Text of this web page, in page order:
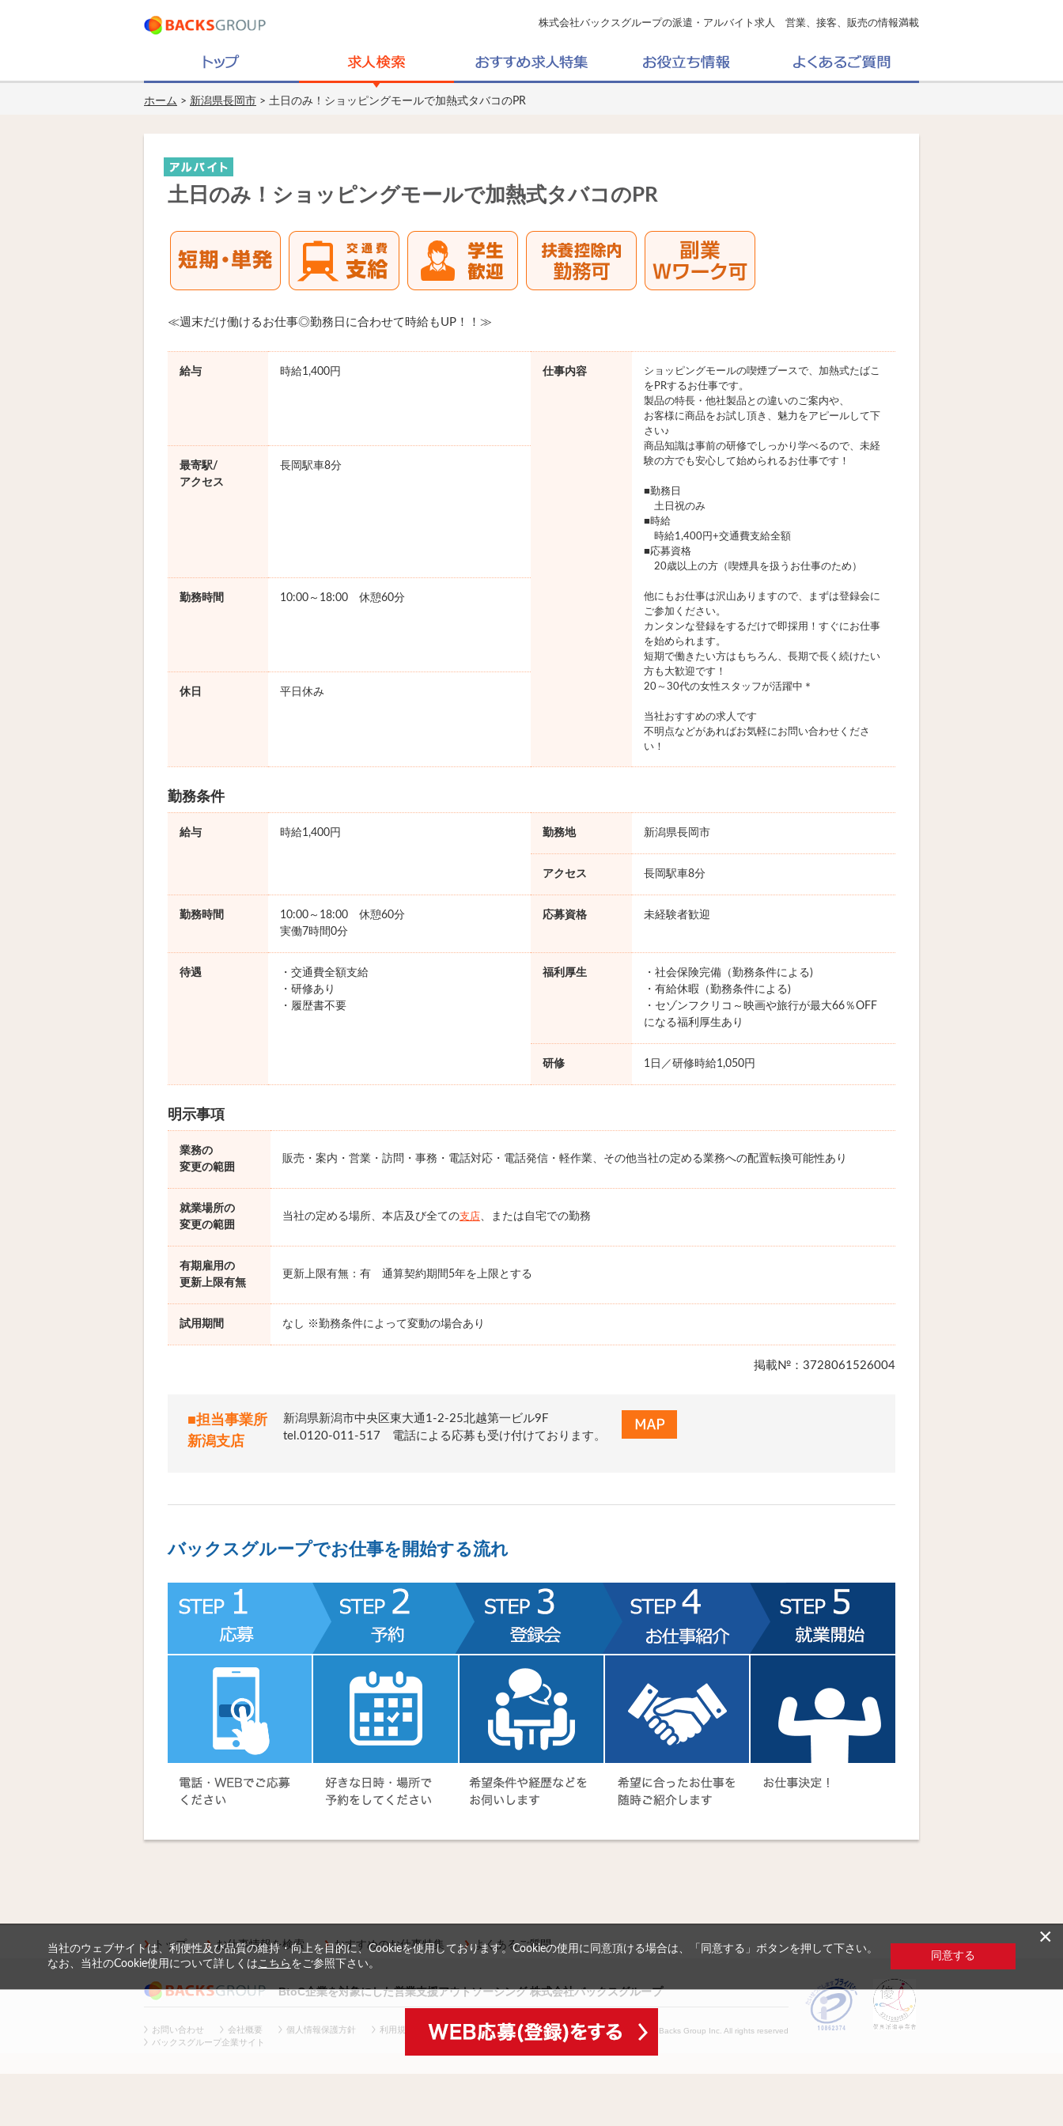
株式会社バックスグループの派遣・アルバイト求人 営業、接客、販売の情報満載
ホーム > 新潟県長岡市 > 土日のみ！ショッピングモールで加熱式タバコのPR
土日のみ！ショッピングモールで加熱式タバコのPR
≪週末だけ働けるお仕事◎勤務日に合わせて時給もUP！！≫
給与 時給1,400円 仕事内容
ショッピングモールの喫煙ブースで、加熱式たばこ
をPRするお仕事です。
製品の特長・他社製品との違いのご案内や、
お客様に商品をお試し頂き、魅力をアピールして下
さい♪
商品知識は事前の研修でしっかり学べるので、未経
験の方でも安心して始められるお仕事です！
■勤務日
土日祝のみ
■時給
時給1,400円+交通費支給全額
■応募資格
20歳以上の方（喫煙具を扱うお仕事のため）
他にもお仕事は沢山ありますので、まずは登録会に
ご参加ください。
カンタンな登録をするだけで即採用！すぐにお仕事
を始められます。
短期で働きたい方はもちろん、長期で長く続けたい
方も大歓迎です！
20～30代の女性スタッフが活躍中＊
当社おすすめの求人です
不明点などがあればお気軽にお問い合わせくださ
い！
最寄駅/
アクセス
長岡駅車8分
勤務時間 10:00～18:00 休憩60分
休日 平日休み
勤務条件
給与 時給1,400円 勤務地 新潟県長岡市
アクセス 長岡駅車8分
勤務時間
10:00～18:00 休憩60分
実働7時間0分
応募資格 未経験者歓迎
待遇
・交通費全額支給
・研修あり
・履歴書不要
福利厚生
・社会保険完備（勤務条件による)
・有給休暇（勤務条件による)
・セゾンフクリコ～映画や旅行が最大66％OFF
になる福利厚生あり
研修 1日／研修時給1,050円
明示事項
業務の
変更の範囲
販売・案内・営業・訪問・事務・電話対応・電話発信・軽作業、その他当社の定める業務への配置転換可能性あり
就業場所の
変更の範囲
当社の定める場所、本店及び全ての支店、または自宅での勤務
有期雇用の
更新上限有無
更新上限有無：有 通算契約期間5年を上限とする
試用期間 なし ※勤務条件によって変動の場合あり
掲載№：3728061526004
■担当事業所
新潟支店
新潟県新潟市中央区東大通1-2-25北越第一ビル9F
tel.0120-011-517 電話による応募も受け付けております。
バックスグループでお仕事を開始する流れ
トップ お仕事情報を検索 おすすめのお仕事特集 よくあるご質問
BtoC企業を対象にした営業支援アウトソーシング 株式会社バックスグループ
お問い合わせ 会社概要 個人情報保護方針
利用規約等
バックスグループ企業サイト
(c) Copyright 2026 Backs Group Inc. All rights reserved
×
当社のウェブサイトは、利便性及び品質の維持・向上を目的に、Cookieを使用しております。Cookieの使用に同意頂ける場合は、「同意する」ボタンを押して下さい。
なお、当社のCookie使用について詳しくは こちら をご参照下さい。
同意する